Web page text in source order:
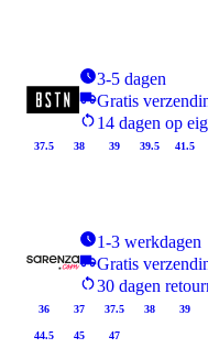
3-5 dagen
Gratis
14 dagen op
37.5 38 39 39.5 41.5
1-3 werkdagen
Gratis
30 dagen
36 37 37.5 38 39
44.5 45 47